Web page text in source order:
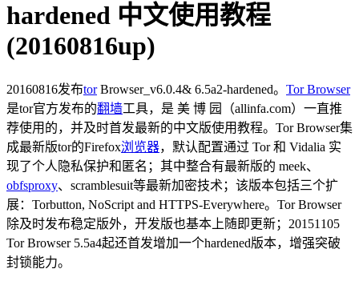
hardened 中文使用教程
(20160816up)
20160816发布torBrowser_v6.0.4& 6.5a2-hardened。 Tor Browser
是tor官方发布的翻墙工具，是 美 博 园（allinfa.com）一直推
荐使用的，并及时首发最新的中文版使用教程。Tor Browser集
成最新版tor的Firefox浏览器，默认配置通过 Tor 和 Vidalia 实
现了个人隐私保护和匿名；其中整合有最新版的 meek、
obfsproxy、scramblesuit等最新加密技术；该版本包括三个扩
展：Torbutton, NoScript and HTTPS-Everywhere。Tor Browser
除及时发布稳定版外，开发版也基本上随即更新；20151105
Tor Browser 5.5a4起还首发增加一个hardened版本，增强突破
封锁能力。